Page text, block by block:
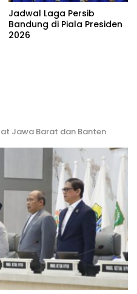
Jadwal Laga Persib
Bandung di Piala Presiden
2026
Jawa Barat dan Banten